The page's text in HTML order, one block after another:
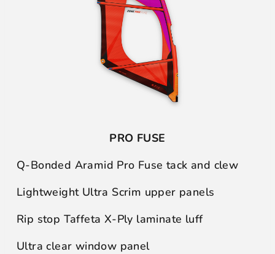
PRO FUSE
Q-Bonded Aramid Pro Fuse tack and clew
Lightweight Ultra Scrim upper panels
Rip stop Taffeta X-Ply laminate luff
Ultra clear window panel